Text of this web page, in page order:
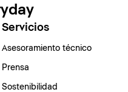
Servicios
Asesoramiento técnico
Prensa
Sostenibilidad